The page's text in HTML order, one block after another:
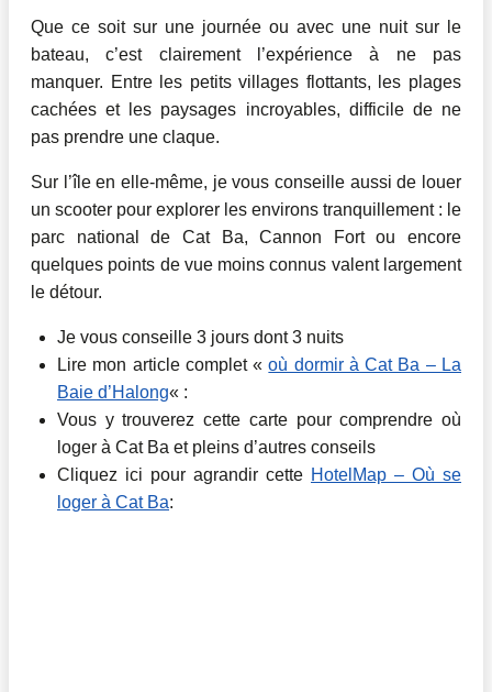
Que ce soit sur une journée ou avec une nuit sur le
bateau, c’est clairement l’expérience à ne pas
manquer. Entre les petits villages flottants, les plages
cachées et les paysages incroyables, difficile de ne
pas prendre une claque.
Sur l’île en elle-même, je vous conseille aussi de louer
un scooter pour explorer les environs tranquillement : le
parc national de Cat Ba, Cannon Fort ou encore
quelques points de vue moins connus valent largement
le détour.
Je vous conseille 3 jours dont 3 nuits
Lire mon article complet «où dormir à Cat Ba – La
Baie d’Halong« :
Vous y trouverez cette carte pour comprendre où
loger à Cat Ba et pleins d’autres conseils
Cliquez ici pour agrandir cette HotelMap – Où se
loger à Cat Ba: